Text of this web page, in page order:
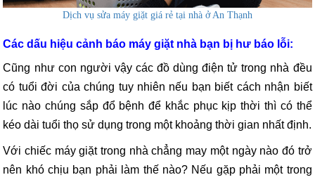
Dịch vụ sửa máy giặt giá rẻ tại nhà ở An Thạnh
Các dấu hiệu cảnh báo máy giặt nhà bạn bị hư báo lỗi:
Cũng như con người vậy các đồ dùng điện tử trong nhà đều
có tuổi đời của chúng tuy nhiên nếu bạn biết cách nhận biết
lúc nào chúng sắp đổ bệnh để khắc phục kịp thời thì có thể
kéo dài tuổi thọ sử dụng trong một khoảng thời gian nhất định.
Với chiếc máy giặt trong nhà chẳng may một ngày nào đó trở
nên khó chịu bạn phải làm thế nào? Nếu gặp phải một trong